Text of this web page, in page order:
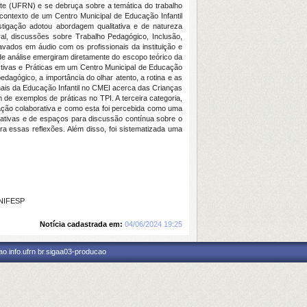
(UFRN) e se debruça sobre a temática do trabalho
de um Centro Municipal de Educação Infantil
adotou abordagem qualitativa e de natureza
discussões sobre Trabalho Pedagógico, Inclusão,
em áudio com os profissionais da instituição e
análise emergiram diretamente do escopo teórico da
e Práticas em um Centro Municipal de Educação
a importância do olhar atento, a rotina e as
da Educação Infantil no CMEI acerca das Crianças
exemplos de práticas no TPI. A terceira categoria,
colaborativa e como esta foi percebida como uma
e de espaços para discussão contínua sobre o
essas reflexões. Além disso, foi sistematizada uma
Notícia cadastrada em: 04/06/2024 19:25
producao